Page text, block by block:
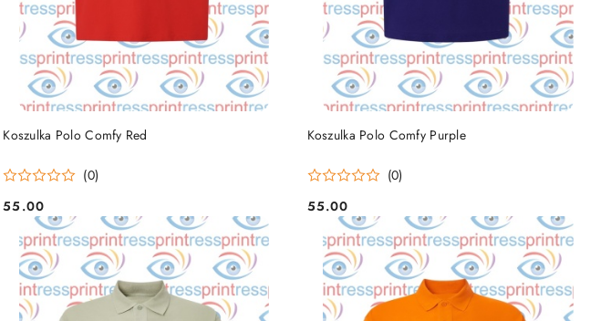
Koszulka Polo Comfy Red
(0)
Cena:
55.00
DO KOSZYKA Koszulka Polo Comfy Purple
(0)
Cena:
55.00
DO KOSZYKA